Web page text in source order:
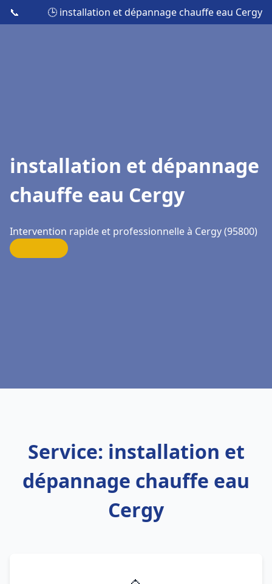
📞 🕒 installation et dépannage chauffe eau Cergy
installation et dépannage
chauffe eau Cergy
Intervention rapide et professionnelle à Cergy (95800)
Service: installation et
dépannage chauffe eau
Cergy